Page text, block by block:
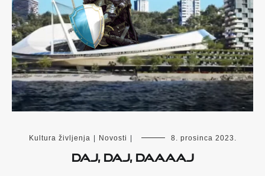
Kultura življenja | Novosti | 8. prosinca 2023.
Daj, daj, daaaaj